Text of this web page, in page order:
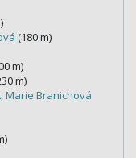
(180 m)
m)
m)
Marie Branichová